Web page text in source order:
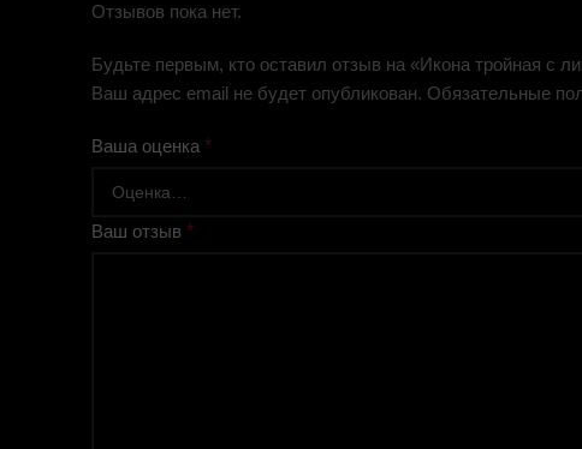
Отзывов пока нет.
Будьте первым, кто оставил отзыв на «Икона тройная с
Ваш адрес email не будет опубликован. Обязательные
Ваша оценка *
Ваш отзыв *